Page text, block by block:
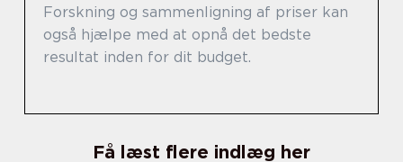
Forskning og sammenligning af priser kan
også hjælpe med at opnå det bedste
resultat inden for dit budget.
Få læst flere indlæg her